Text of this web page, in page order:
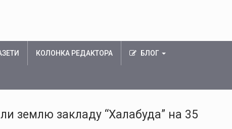
КОЛОНКА РЕДАКТОРА БЛОГ
землю закладу “Халабуда” на 35